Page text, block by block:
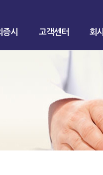
증시 고객센터 회